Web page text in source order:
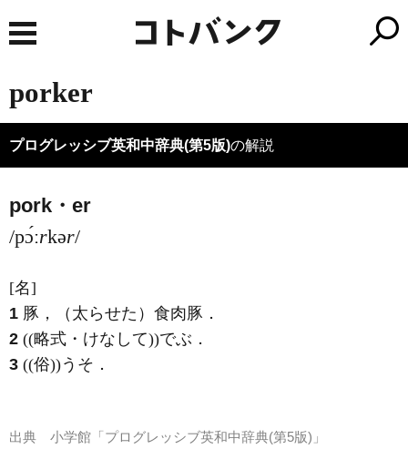
porker
プログレッシブ英和中辞典(第5版)の解説
pork・er
/pɔ́ːrkər/
[名]
1 豚，（太らせた）食肉豚 ．
2 ((略式・けなして))でぶ ．
3 ((俗))うそ ．
出典 小学館「プログレッシブ英和中辞典(第5版)」